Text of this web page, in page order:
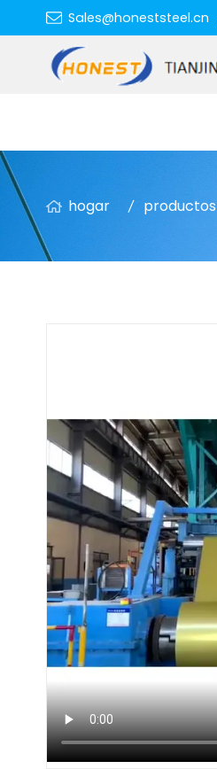
Sales@honeststeel.cn
hogar productos